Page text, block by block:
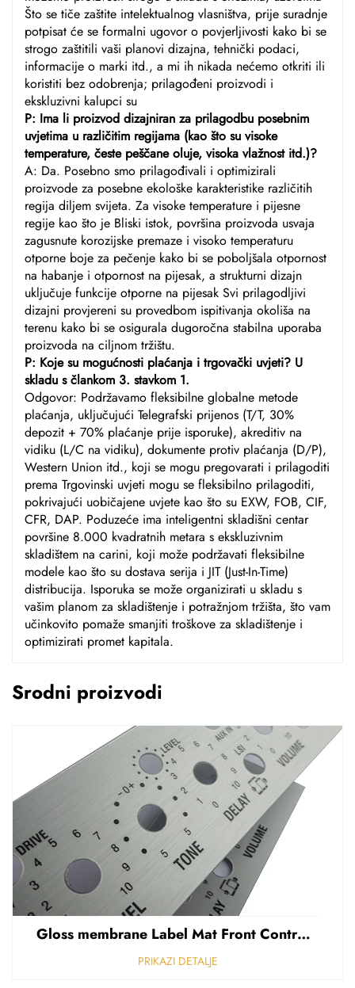
Što se tiče zaštite intelektualnog vlasništva, prije suradnje
potpisat će se formalni ugovor o povjerljivosti kako bi se
strogo zaštitili vaši planovi dizajna, tehnički podaci,
informacije o marki itd., a mi ih nikada nećemo otkriti ili
koristiti bez odobrenja; prilagođeni proizvodi i
ekskluzivni kalupci su
P: Ima li proizvod dizajniran za prilagodbu posebnim
uvjetima u različitim regijama (kao što su visoke
temperature, česte peščane oluje, visoka vlažnost itd.)?
A: Da. Posebno smo prilagođivali i optimizirali
proizvode za posebne ekološke karakteristike različitih
regija diljem svijeta. Za visoke temperature i pijesne
regije kao što je Bliski istok, površina proizvoda usvaja
zagusnute korozijske premaze i visoko temperaturu
otporne boje za pečenje kako bi se poboljšala otpornost
na habanje i otpornost na pijesak, a strukturni dizajn
uključuje funkcije otporne na pijesak Svi prilagodljivi
dizajni provjereni su provedbom ispitivanja okoliša na
terenu kako bi se osigurala dugoročna stabilna uporaba
proizvoda na ciljnom tržištu.
P: Koje su mogućnosti plaćanja i trgovački uvjeti? U
skladu s člankom 3. stavkom 1.
Odgovor: Podržavamo fleksibilne globalne metode
plaćanja, uključujući Telegrafski prijenos (T/T, 30%
depozit + 70% plaćanje prije isporuke), akreditiv na
vidiku (L/C na vidiku), dokumente protiv plaćanja (D/P),
Western Union itd., koji se mogu pregovarati i prilagoditi
prema Trgovinski uvjeti mogu se fleksibilno prilagoditi,
pokrivajući uobičajene uvjete kao što su EXW, FOB, CIF,
CFR, DAP. Poduzeće ima inteligentni skladišni centar
površine 8.000 kvadratnih metara s ekskluzivnim
skladištem na carini, koji može podržavati fleksibilne
modele kao što su dostava serija i JIT (Just-In-Time)
distribucija. Isporuka se može organizirati u skladu s
vašim planom za skladištenje i potražnjom tržišta, što vam
učinkovito pomaže smanjiti troškove za skladištenje i
optimizirati promet kapitala.
Srodni proizvodi
Gloss membrane Label Mat Front Control Panel Sticker Refuziran polikarbonat Grafički prekriven
PRIKAZI DETALJE